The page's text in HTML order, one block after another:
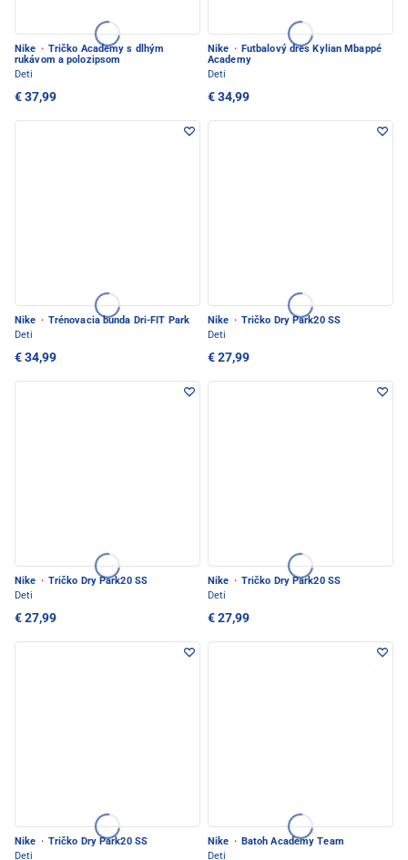
Nike · Tričko Academy s dlhým
rukávom a polozipsom
Deti
€ 37,99
Nike · Futbalový dres Kylian Mbappé
Academy
Deti
€ 34,99
Nike · Trénovacia bunda Dri-FIT Park
Deti
€ 34,99
Nike · Tričko Dry Park20 SS
Deti
€ 27,99
Nike · Tričko Dry Park20 SS
Deti
€ 27,99
Nike · Tričko Dry Park20 SS
Deti
€ 27,99
Nike · Tričko Dry Park20 SS
Deti
Nike · Batoh Academy Team
Deti